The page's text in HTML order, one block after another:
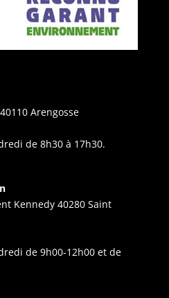
Arengosse
de 8h30 à 17h30.
Kennedy 40280 Saint
de 9h00-12h00 et de